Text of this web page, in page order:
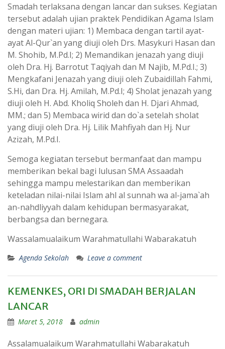
Smadah terlaksana dengan lancar dan sukses. Kegiatan
tersebut adalah ujian praktek Pendidikan Agama Islam
dengan materi ujian: 1) Membaca dengan tartil ayat-
ayat Al-Qur`an yang diuji oleh Drs. Masykuri Hasan dan
M. Shohib, M.Pd.I; 2) Memandikan jenazah yang diuji
oleh Dra. Hj. Barrotut Taqiyah dan M Najib, M.Pd.I.; 3)
Mengkafani Jenazah yang diuji oleh Zubaidillah Fahmi,
S.Hi, dan Dra. Hj. Amilah, M.Pd.I; 4) Sholat jenazah yang
diuji oleh H. Abd. Kholiq Sholeh dan H. Djari Ahmad,
MM.; dan 5) Membaca wirid dan do`a setelah sholat
yang diuji oleh Dra. Hj. Lilik Mahfiyah dan Hj. Nur
Azizah, M.Pd.I.
Semoga kegiatan tersebut bermanfaat dan mampu
memberikan bekal bagi lulusan SMA Assaadah
sehingga mampu melestarikan dan memberikan
keteladan nilai-nilai Islam ahl al sunnah wa al-jama`ah
an-nahdliyyah dalam kehidupan bermasyarakat,
berbangsa dan bernegara.
Wassalamualaikum Warahmatullahi Wabarakatuh
Agenda Sekolah Leave a comment
KEMENKES, ORI DI SMADAH BERJALAN
LANCAR
Maret 5, 2018 admin
Assalamualaikum Warahmatullahi Wabarakatuh